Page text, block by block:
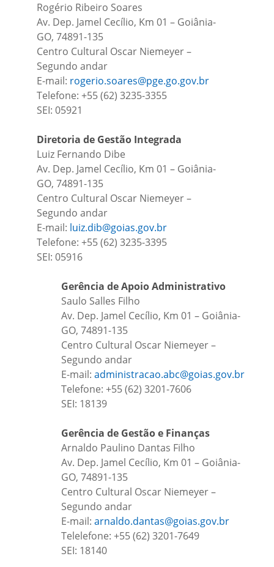
Rogério Ribeiro Soares
Av. Dep. Jamel Cecílio, Km 01 – Goiânia-
GO, 74891-135
Centro Cultural Oscar Niemeyer –
Segundo andar
E-mail: rogerio.soares@pge.go.gov.br
Telefone: +55 (62) 3235-3355
SEI: 05921
Diretoria de Gestão Integrada
Luiz Fernando Dibe
Av. Dep. Jamel Cecílio, Km 01 – Goiânia-
GO, 74891-135
Centro Cultural Oscar Niemeyer –
Segundo andar
E-mail: luiz.dib@goias.gov.br
Telefone: +55 (62) 3235-3395
SEI: 05916
Gerência de Apoio Administrativo
Saulo Salles Filho
Av. Dep. Jamel Cecílio, Km 01 – Goiânia-
GO, 74891-135
Centro Cultural Oscar Niemeyer –
Segundo andar
E-mail: administracao.abc@goias.gov.br
Telefone: +55 (62) 3201-7606
SEI: 18139
Gerência de Gestão e Finanças
Arnaldo Paulino Dantas Filho
Av. Dep. Jamel Cecílio, Km 01 – Goiânia-
GO, 74891-135
Centro Cultural Oscar Niemeyer –
Segundo andar
E-mail: arnaldo.dantas@goias.gov.br
Telelefone: +55 (62) 3201-7649
SEI: 18140